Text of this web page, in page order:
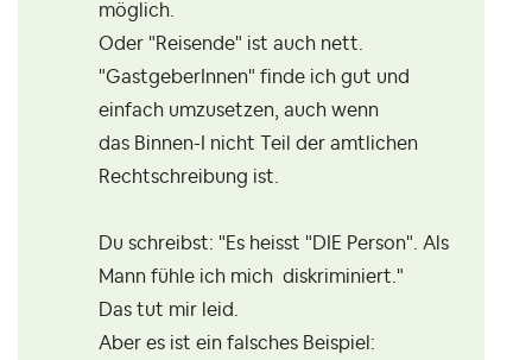
möglich.
Oder "Reisende" ist auch nett.
"GastgeberInnen" finde ich gut und
einfach umzusetzen, auch wenn
das Binnen-I nicht Teil der amtlichen
Rechtschreibung ist.
Du schreibst: "Es heisst "DIE Person". Als
Mann fühle ich mich diskriminiert."
Das tut mir leid.
Aber es ist ein falsches Beispiel: